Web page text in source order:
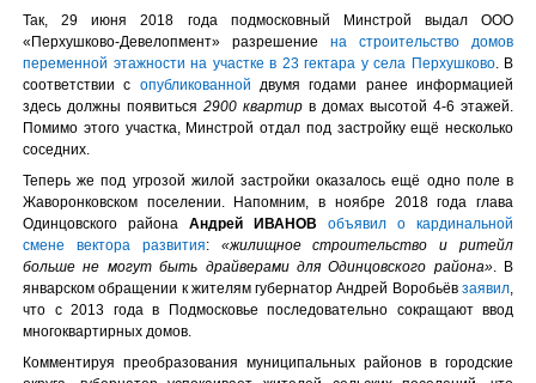
Так, 29 июня 2018 года подмосковный Минстрой выдал ООО
«Перхушково-Девелопмент» разрешение на строительство домов
переменной этажности на участке в 23 гектара у села Перхушково. В
соответствии с опубликованной двумя годами ранее информацией
здесь должны появиться 2900 квартир в домах высотой 4-6 этажей.
Помимо этого участка, Минстрой отдал под застройку ещё несколько
соседних.
Теперь же под угрозой жилой застройки оказалось ещё одно поле в
Жаворонковском поселении. Напомним, в ноябре 2018 года глава
Одинцовского района Андрей ИВАНОВ
объявил о кардинальной
смене вектора развития: «жилищное строительство и ритейл
больше не могут быть драйверами для Одинцовского района». В
январском обращении к жителям губернатор Андрей Воробьёв заявил,
что с 2013 года в Подмосковье последовательно сокращают ввод
многоквартирных домов.
Комментируя преобразования муниципальных районов в городские